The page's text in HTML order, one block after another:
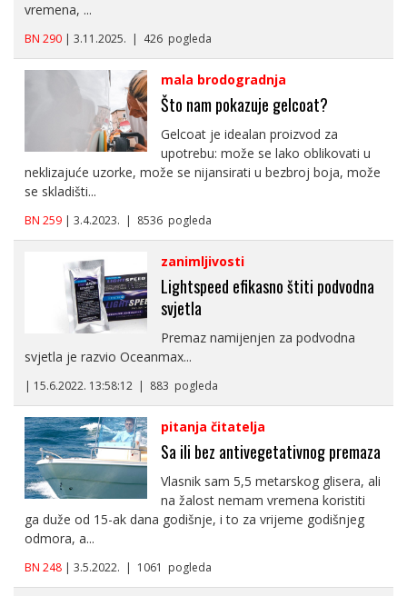
vremena, ...
BN 290 | 3.11.2025. | 426 pogleda
mala brodogradnja
Što nam pokazuje gelcoat?
Gelcoat je idealan proizvod za
upotrebu: može se lako oblikovati u
neklizajuće uzorke, može se nijansirati u bezbroj boja, može
se skladišti...
BN 259 | 3.4.2023. | 8536 pogleda
zanimljivosti
Lightspeed efikasno štiti podvodna
svjetla
Premaz namijenjen za podvodna
svjetla je razvio Oceanmax...
| 15.6.2022. 13:58:12 | 883 pogleda
pitanja čitatelja
Sa ili bez antivegetativnog premaza
Vlasnik sam 5,5 metarskog glisera, ali
na žalost nemam vremena koristiti
ga duže od 15-ak dana godišnje, i to za vrijeme godišnjeg
odmora, a...
BN 248 | 3.5.2022. | 1061 pogleda